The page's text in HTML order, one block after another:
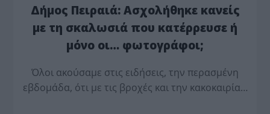
Δήμος Πειραιά: Ασχολήθηκε κανείς
με τη σκαλωσιά που κατέρρευσε ή
μόνο οι… φωτογράφοι;
Όλοι ακούσαμε στις ειδήσεις, την περασμένη
εβδομάδα, ότι με τις βροχές και την κακοκαιρία…